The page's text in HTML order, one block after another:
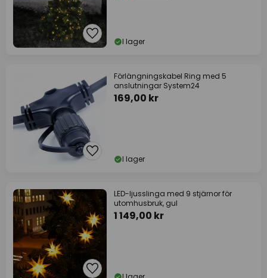
I lager
Förlängningskabel Ring med 5
anslutningar System24
169,00 kr
I lager
LED-ljusslinga med 9 stjärnor för
utomhusbruk, gul
1 149,00 kr